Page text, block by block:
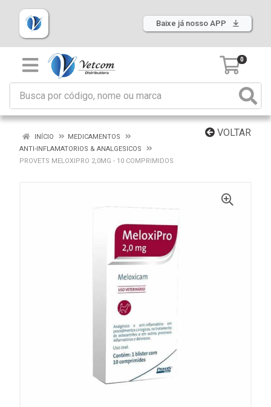
Baixe já nosso APP
0
VOLTAR
INÍCIO
MEDICAMENTOS
ANTI-INFLAMATORIOS & ANALGESICOS
PROVETS MELOXIPRO 2,0MG - 10 COMPRIMIDOS